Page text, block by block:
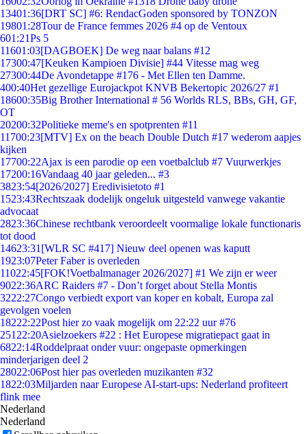
13401:36[DRT SC] #6: RendacGoden sponsored by TONZON
19801:28Tour de France femmes 2026 #4 op de Ventoux
601:21Ps 5
11601:03[DAGBOEK] De weg naar balans #12
17300:47[Keuken Kampioen Divisie] #44 Vitesse mag weg
27300:44De Avondetappe #176 - Met Ellen ten Damme.
400:40Het gezellige Eurojackpot KNVB Bekertopic 2026/27 #1
18600:35Big Brother International # 56 Worlds RLS, BBs, GH, GF,
OT
20200:32Politieke meme's en spotprenten #11
11700:23[MTV] Ex on the beach Double Dutch #17 wederom aapjes
kijken
17700:22Ajax is een parodie op een voetbalclub #7 Vuurwerkjes
17200:16Vandaag 40 jaar geleden... #3
3823:54[2026/2027] Eredivisietoto #1
1523:43Rechtszaak dodelijk ongeluk uitgesteld vanwege vakantie
advocaat
2823:36Chinese rechtbank veroordeelt voormalige lokale functionaris
tot dood
14623:31 [WLR SC #417] Nieuw deel openen was kaputt
1923:07Peter Faber is overleden
11022:45[FOK!Voetbalmanager 2026/2027] #1 We zijn er weer
9022:36ARC Raiders #7 - Don’t forget about Stella Montis
3222:27Congo verbiedt export van koper en kobalt, Europa zal
gevolgen voelen
18222:22Post hier zo vaak mogelijk om 22:22 uur #76
251 22:20Asielzoekers #22 : Het Europese migratiepact gaat in
6822:14Roddelpraat onder vuur: ongepaste opmerkingen
minderjarigen deel 2
28022:06Post hier pas overleden muzikanten #32
1822:03Miljarden naar Europese AI-start-ups: Nederland profiteert
flink mee
Nederland
Nederland